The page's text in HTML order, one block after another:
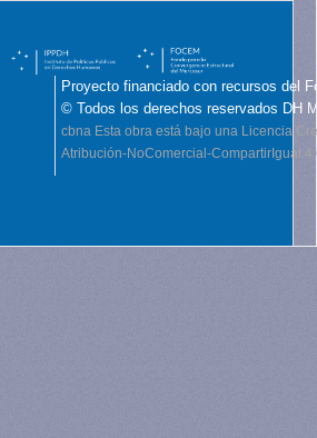
Proyecto financiado con recursos del
© Todos los derechos reservados DH
cbna Esta obra está bajo una Licencia
Atribución-NoComercial-CompartirIgual